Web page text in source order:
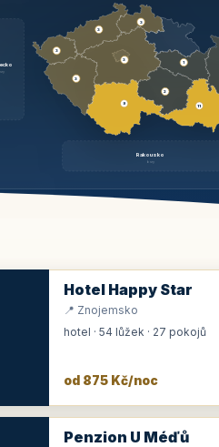
Rakousko
brzy
3
9
3
3
3
3
1
2
11
Hotel Happy Star
📍 Znojemsko
hotel · 54 lůžek · 27 pokojů
od 875 Kč/noc
Penzion U Méďů